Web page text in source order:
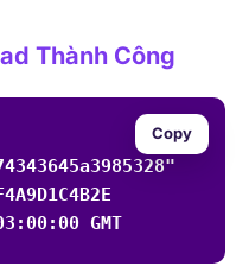
Thành Công
GMT
Copy